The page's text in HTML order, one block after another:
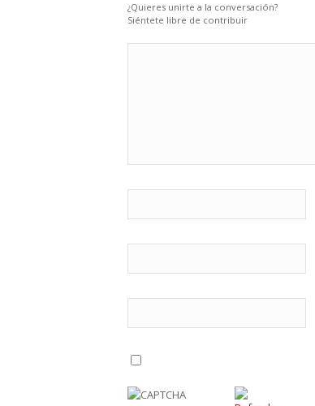
¿Quieres unirte a la conversación?
Siéntete libre de contribuir